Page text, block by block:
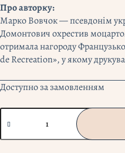
Про авторку:
Марко Вовчок — псевдонім
Домонтович охрестив
отримала нагороду
de Recreation», у якому
Доступно за замовленням
"Маруся.
Вибрані
твори"